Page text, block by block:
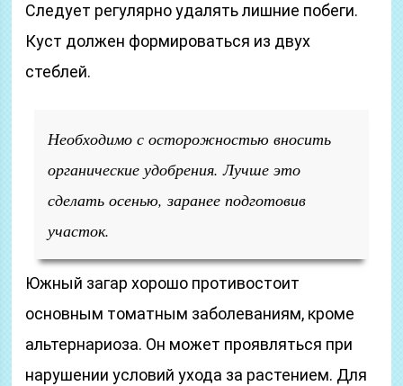
Следует регулярно удалять лишние побеги.
Куст должен формироваться из двух
стеблей.
Необходимо с осторожностью вносить
органические удобрения. Лучше это
сделать осенью, заранее подготовив
участок.
Южный загар хорошо противостоит
основным томатным заболеваниям, кроме
альтернариоза. Он может проявляться при
нарушении условий ухода за растением. Для